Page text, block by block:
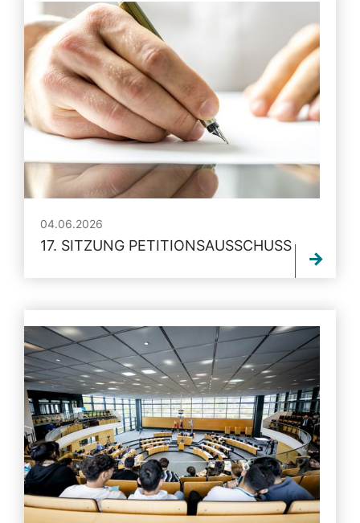
04.06.2026
17. SITZUNG PETITIONSAUSSCHUSS